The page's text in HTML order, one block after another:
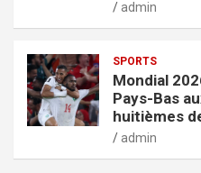
admin
SPORTS
Mondial
Pays-Bas
huitièmes
admin